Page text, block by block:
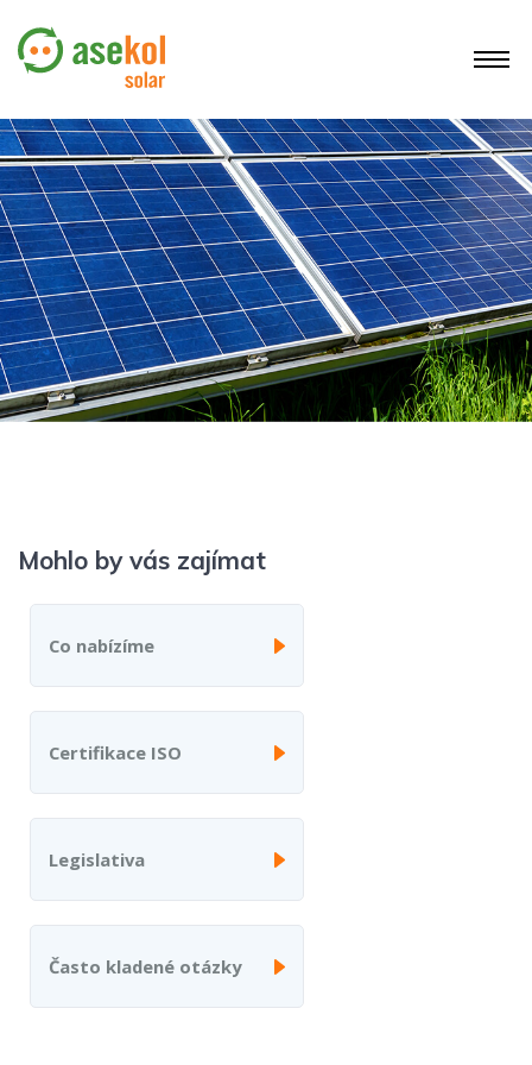
O NÁS
SLUŽBY
DOVOZCI FVP
PROVOZOVATELÉ FVE
Mohlo by vás zajímat
Co nabízíme
Certifikace ISO
Legislativa
Často kladené otázky